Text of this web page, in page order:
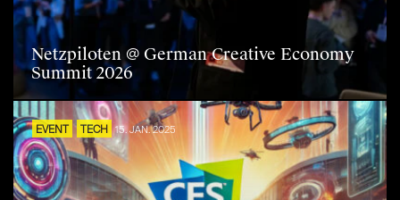
Netzpiloten @ German Creative Economy
Summit 2026
EVENT TECH 15. JAN. 2025